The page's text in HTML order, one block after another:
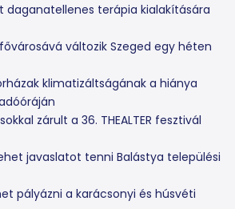
daganatellenes terápia kialakítására
változik Szeged egy héten
klimatizáltságának a hiánya
zárult a 36. THEALTER fesztivál
javaslatot tenni Balástya települési
pályázni a karácsonyi és húsvéti